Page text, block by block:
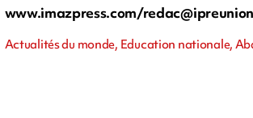
www.imazpress.com/
Actualités du monde, Education nationale,